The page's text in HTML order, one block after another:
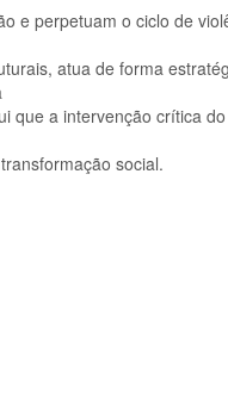
e perpetuam o ciclo de
atua de forma
que a intervenção crítica
social.